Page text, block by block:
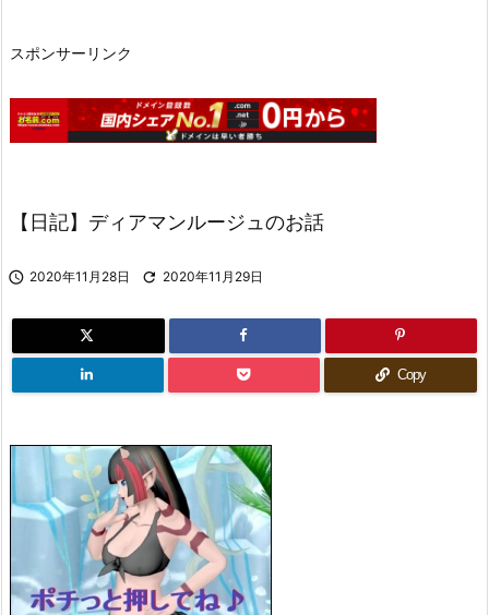
スポンサーリンク
【日記】ディアマンルージュのお話
 2020年11月28日  2020年11月29日
Copy